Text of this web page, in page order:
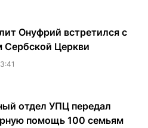
Онуфрий встретился с
Сербской Церкви
отдел УПЦ передал
помощь 100 семьям